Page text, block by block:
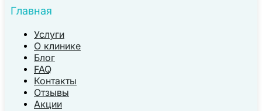
Главная
Услуги
О клинике
Блог
FAQ
Контакты
Отзывы
Акции